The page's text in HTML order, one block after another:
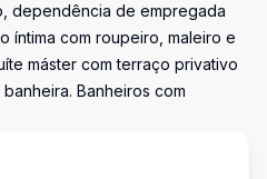
dependência de empregada
íntima com roupeiro, maleiro e
máster com terraço privativo
Banheiros com